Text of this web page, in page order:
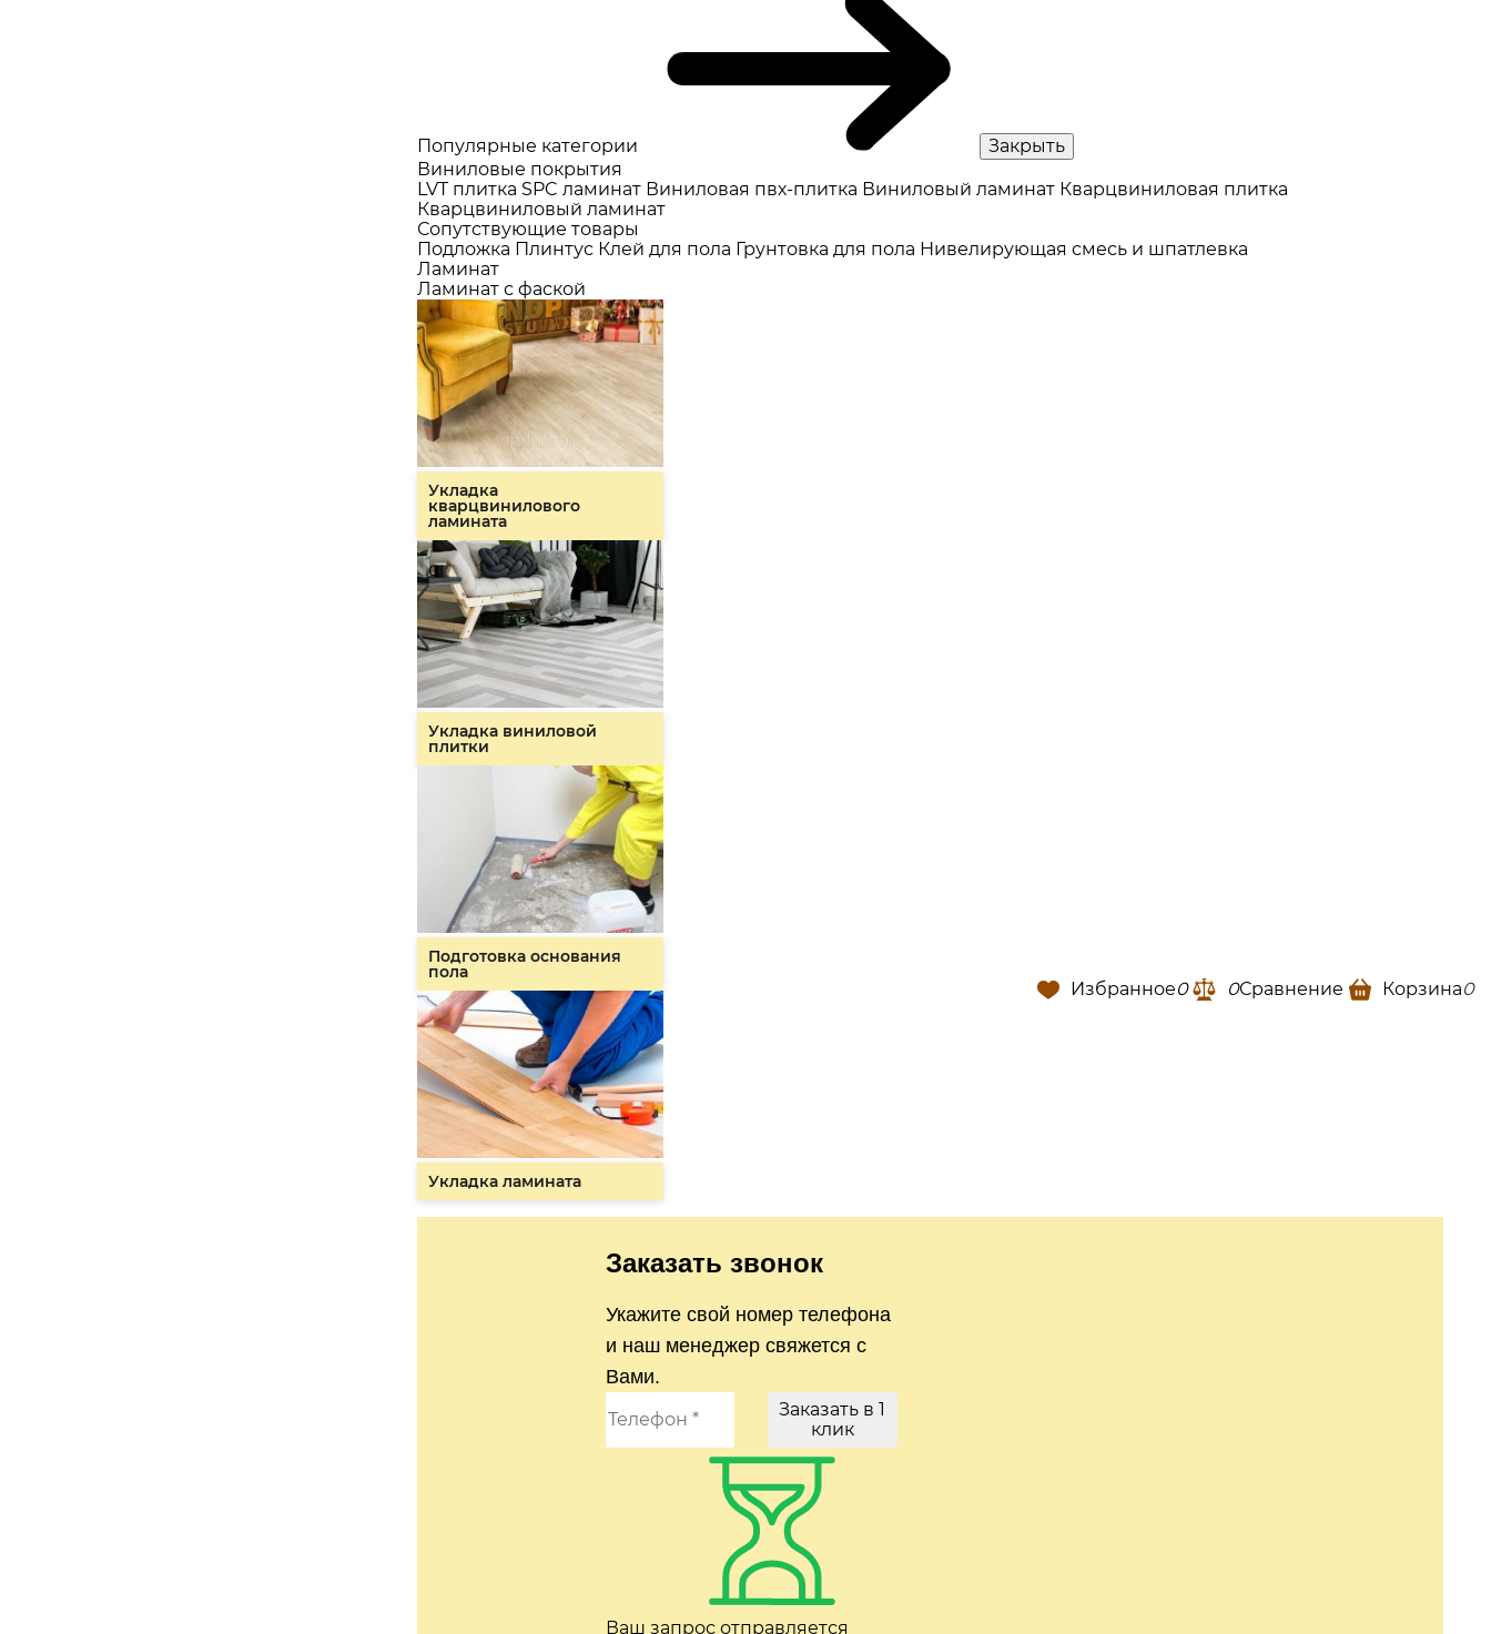
Популярные категории
Закрыть
Виниловые покрытия
LVT плитка SPC ламинат Виниловая пвх-плитка Виниловый ламинат Кварцвиниловая плитка
Кварцвиниловый ламинат
Сопутствующие товары
Подложка Плинтус Клей для пола Грунтовка для пола Нивелирующая смесь и шпатлевка
Ламинат
Ламинат с фаской
Укладка
кварцвинилового
ламината
Укладка виниловой
плитки
Подготовка основания
пола
Укладка ламината
Заказать звонок
Укажите свой номер телефона
и наш менеджер свяжется с
Вами.
Заказать в 1
клик
Ваш запрос отправляется
Избранное0 0Сравнение Корзина0